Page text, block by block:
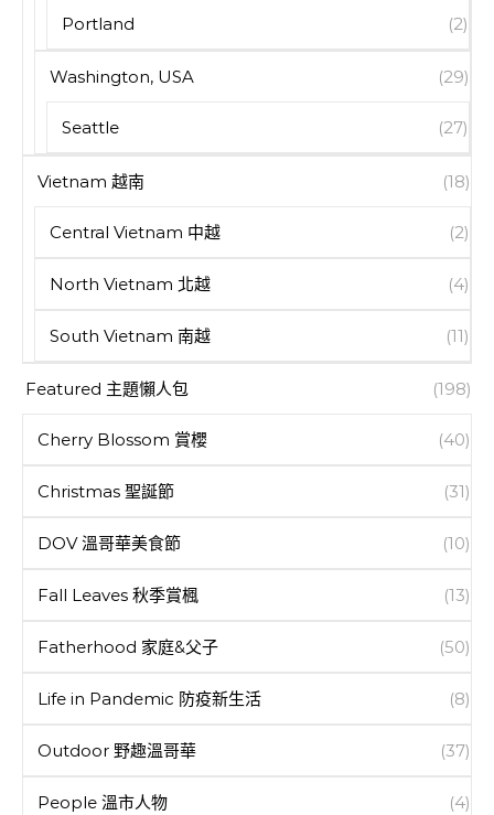
Portland (2)
Washington, USA (29)
Seattle (27)
Vietnam 越南 (18)
Central Vietnam 中越 (2)
North Vietnam 北越 (4)
South Vietnam 南越 (11)
Featured 主題懶人包 (198)
Cherry Blossom 賞櫻 (40)
Christmas 聖誕節 (31)
DOV 溫哥華美食節 (10)
Fall Leaves 秋季賞楓 (13)
Fatherhood 家庭&父子 (50)
Life in Pandemic 防疫新生活 (8)
Outdoor 野趣溫哥華 (37)
People 溫市人物 (4)